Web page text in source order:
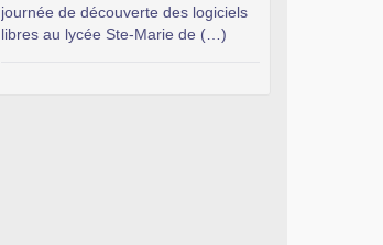
journée de découverte des logiciels
libres au lycée Ste-Marie de (…)